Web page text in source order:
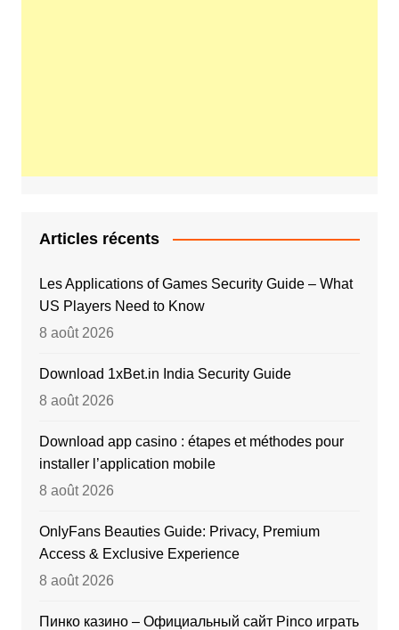
Articles récents
Les Applications of Games Security Guide – What
US Players Need to Know
8 août 2026
Download 1xBet.in India Security Guide
8 août 2026
Download app casino : étapes et méthodes pour
installer l’application mobile
8 août 2026
OnlyFans Beauties Guide: Privacy, Premium
Access & Exclusive Experience
8 août 2026
Пинко казино – Официальный сайт Pinco играть